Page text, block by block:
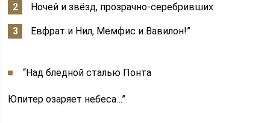
Ночей и звёзд, прозрачно-серебривших
Евфрат и Нил, Мемфис и Вавилон!”
“Над бледной сталью Понта
Юпитер озаряет небеса…”